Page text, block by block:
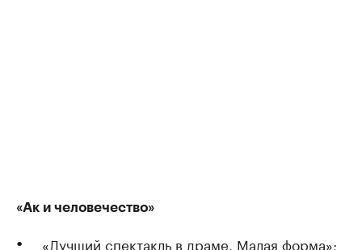
«Ак и человечество»
«Лучший спектакль в драме. Малая форма»;